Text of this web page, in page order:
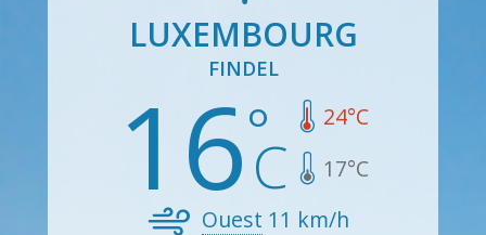
LUXEMBOURG
FINDEL
16 24°C
17°C
Ouest 11 km/h